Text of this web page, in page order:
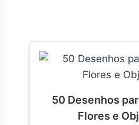
50 Desenhos
Flores e